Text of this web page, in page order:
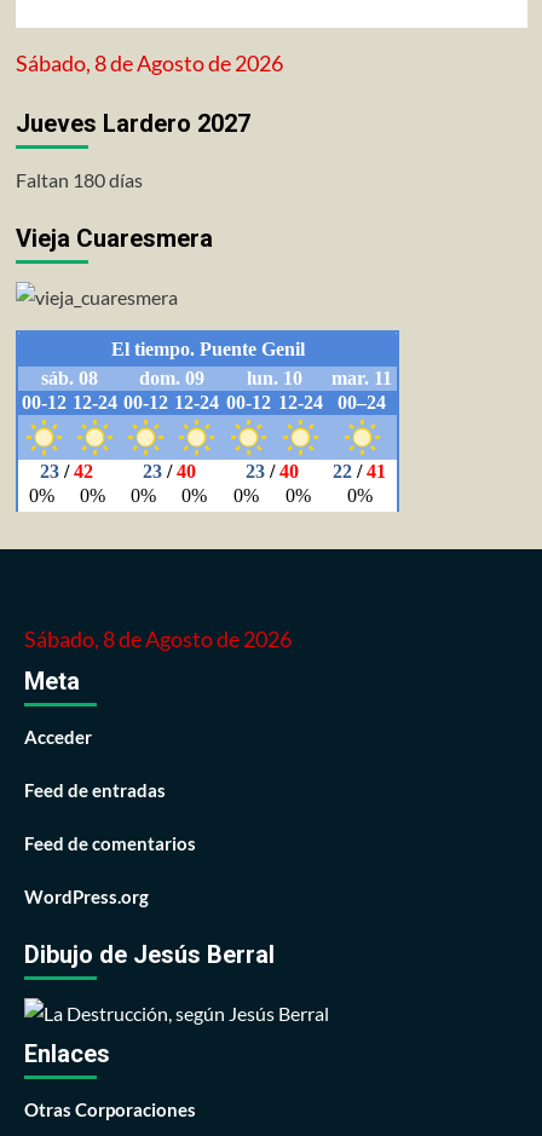
Sábado, 8 de Agosto de 2026
Jueves Lardero 2027
Faltan 180 días
Vieja Cuaresmera
Sábado, 8 de Agosto de 2026
Meta
Acceder
Feed de entradas
Feed de comentarios
WordPress.org
Dibujo de Jesús Berral
Enlaces
Otras Corporaciones